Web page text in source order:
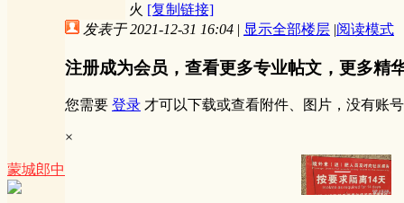
火 [复制链接]
蒙城郎中
发表于 2021-12-31 16:04 | 显示全部楼层 |阅读模式
注册成为会员，查看更多专业帖文，更多精
您需要 登录 才可以下载或查看附件、图片，没有账
×